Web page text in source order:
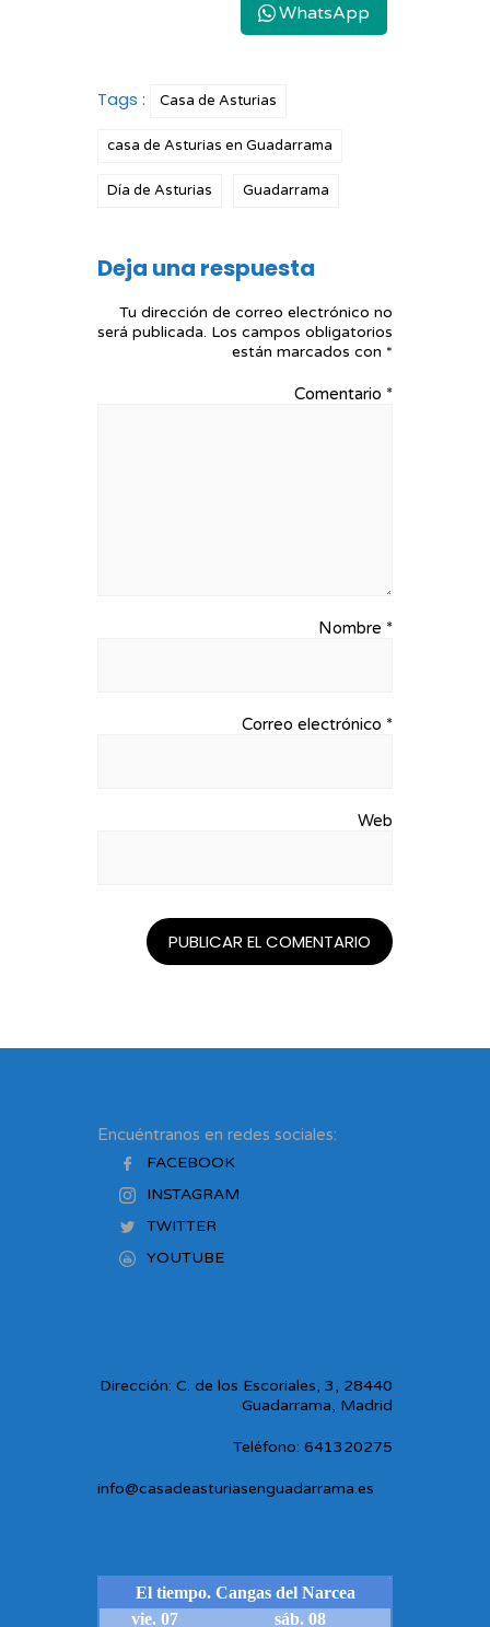
WhatsApp
Tags : Casa de Asturias
casa de Asturias en Guadarrama
Día de Asturias Guadarrama
Deja una respuesta
Tu dirección de correo electrónico no
será publicada. Los campos obligatorios
están marcados con *
Comentario *
Nombre *
Correo electrónico *
Web
Encuéntranos en redes sociales:
FACEBOOK
INSTAGRAM
TWITTER
YOUTUBE
Dirección: C. de los Escoriales, 3, 28440
Guadarrama, Madrid
Teléfono: 641320275
info@casadeasturiasenguadarrama.es